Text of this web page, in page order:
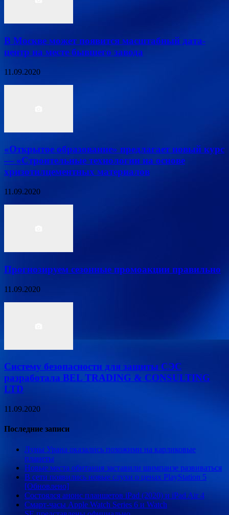
В Москве может появится масштабный дата-
центр на месте бывшего завода
11.09.2020
«Открытое образование» предлагает новый курс
— «Строительные технологии на основе
хризотилцементных материалов
11.09.2020
Прогнозируем сезонные промоакции правильно
11.09.2020
Систему безопасности для защиты СЭС
разработала BEL TRADING & CONSULTING
LTD
11.09.2020
Последние записи
Луны Урана оказались похожими на карликовые
планеты
Новые места обитания заставили шимпанзе развиваться
В сети появились новые слухи о ценах PlayStation 5
[Обновлено]
Состоялся анонс планшетов iPad (2020) и iPad Air 4
Смарт-часы Apple Watch Series 6 и Watch